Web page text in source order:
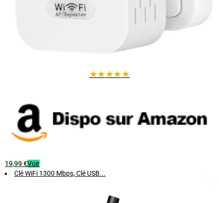
★★★★★
19,99 €Voir
Clé WiFi 1300 Mbps, Clé USB...